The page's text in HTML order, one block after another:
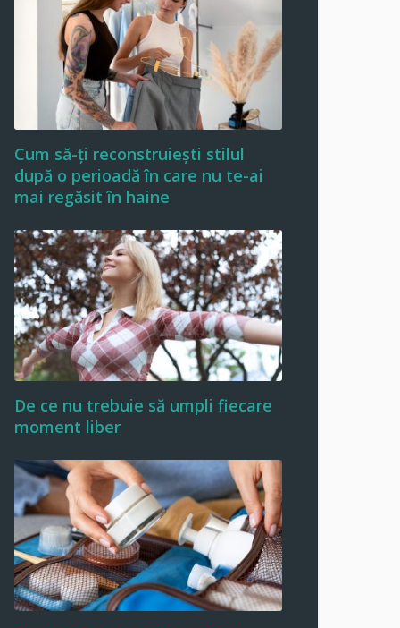
Cum să-ți reconstruiești stilul
după o perioadă în care nu te-ai
mai regăsit în haine
De ce nu trebuie să umpli fiecare
moment liber